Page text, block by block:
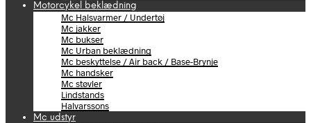
Motorcykel beklædning
Mc Halsvarmer / Undertøj
Mc jakker
Mc bukser
Mc Urban beklædning
Mc beskyttelse / Air back / Base-Brynje
Mc handsker
Mc støvler
Lindstands
Halvarssons
Mc udstyr